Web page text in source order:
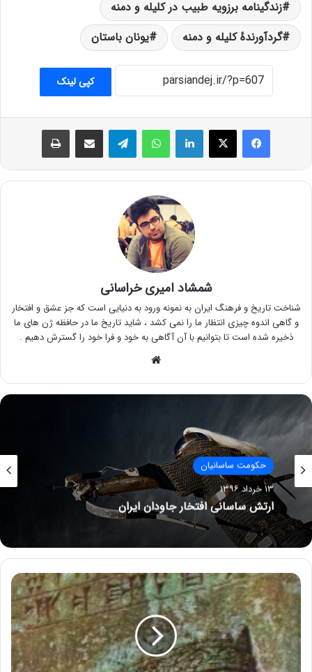
زندگینامه برزویه طبیب در کلیله و دمنه
گردآورندهٔ کلیله و دمنه
یونان باستان
کپی لینک
فیس بوک X لینکدین واتس آپ تلگرام اشتراک گذاری از طریق ایمیل چاپ
شمشاد امیری خراسانی
شناخت تاریخ و فرهنگ ایران به نمونه ورود به دنیایی است که جز عشق و افتخار
و گاهی اندوه چیزی انتظار ما را نمی کشد ، شاید تاریخ ما در حافظه ژن های ما
ذخیره شده است تا بتوانیم با آن آگاهی به خود و فرا خود را گسترش دهیم .
حکومت ساسانیان
۱۳ خرداد ۱۳۹۶
ارتش ساسانی افتخار جاودان ایران